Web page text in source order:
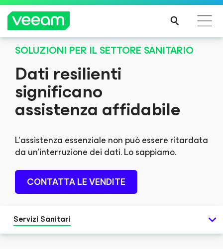
dall'aggiornamento dei contenuti di CrowdStrike
PER
SAPE
RNE
Evolvi con l'intelligenza artificiale
generativa e il backup di Microsoft Entra
ID
Veeam Data Platform: potente resilienza dei dati per
mantenere operativa la tua azienda
SCOPRI LE NOVITÀ
SOLUZIONI PER IL SETTORE SANITARIO
Dati resilienti
significano
assistenza affidabile
L'assistenza essenziale non può essere ritardata
da un'interruzione dei dati. Lo sappiamo.
CONTATTA LE VENDITE
Servizi Sanitari